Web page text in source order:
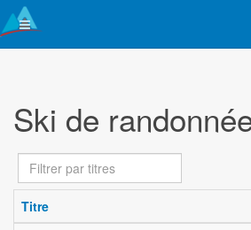
Ski de
Filtrer
par
titres
Titre